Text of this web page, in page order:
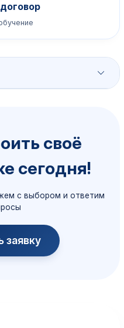
подачи
своё
сегодня!
с выбором и ответим
заявку